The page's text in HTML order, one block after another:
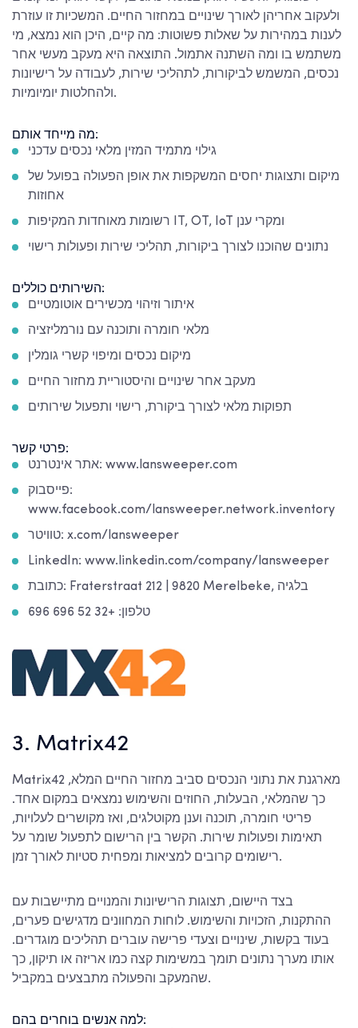
ולעקוב אחריהן לאורך שינויים במחזור החיים. המשכיות זו עוזרת
לענות במהירות על שאלות פשוטות: מה קיים, היכן הוא נמצא, מי
משתמש בו ומה השתנה אתמול. התוצאה היא מעקב מעשי אחר
נכסים, המשמש לביקורות, לתהליכי שירות, לעבודה על רישיונות
ולהחלטות יומיומיות.
מה מייחד אותם:
גילוי מתמיד המזין מלאי נכסים עדכני
מיקום ותצוגות יחסים המשקפות את אופן הפעולה בפועל של
אחוזות
רשומות מאוחדות המקיפות IT, OT, IoT ומקרי ענן
נתונים שהוכנו לצורך ביקורות, תהליכי שירות ופעולות רישוי
השירותים כוללים:
איתור וזיהוי מכשירים אוטומטיים
מלאי חומרה ותוכנה עם נורמליזציה
מיקום נכסים ומיפוי קשרי גומלין
מעקב אחר שינויים והיסטוריית מחזור החיים
תפוקות מלאי לצורך ביקורת, רישוי ותפעול שירותים
פרטי קשר:
אתר אינטרנט: www.lansweeper.com
פייסבוק:
www.facebook.com/lansweeper.network.inventory
טוויטר: x.com/lansweeper
LinkedIn: www.linkedin.com/company/lansweeper
כתובת: Fraterstraat 212 | 9820 Merelbeke, בלגיה
טלפון: +32 52 696 696
3. Matrix42
Matrix42 מארגנת את נתוני הנכסים סביב מחזור החיים המלא,
כך שהמלאי, הבעלות, החוזים והשימוש נמצאים במקום אחד.
פריטי חומרה, תוכנה וענן מקוטלגים, ואז מקושרים לעלויות,
תאימות ופעולות שירות. הקשר בין הרישום לתפעול שומר על
רישומים קרובים למציאות ומפחית סטיות לאורך זמן.
בצד היישום, תצוגות הרישיונות והמנויים מתיישבות עם
ההתקנות, הזכויות והשימוש. לוחות המחוונים מדגישים פערים,
בעוד בקשות, שינויים וצעדי פרישה עוברים תהליכים מוגדרים.
אותו מערך נתונים תומך במשימות קצה כמו אריזה או תיקון, כך
שהמעקב והפעולה מתבצעים במקביל.
למה אנשים בוחרים בהם: